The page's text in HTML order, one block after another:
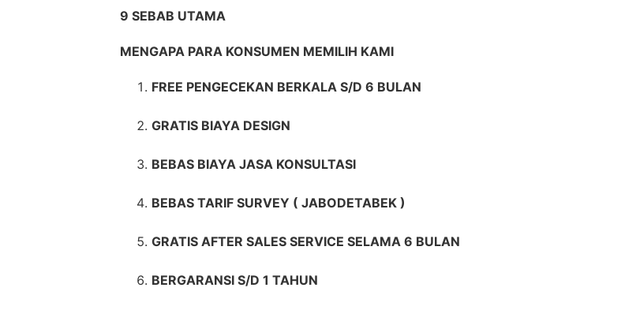
9 SEBAB UTAMA
MENGAPA PARA KONSUMEN MEMILIH KAMI
FREE PENGECEKAN BERKALA S/D 6 BULAN
GRATIS BIAYA DESIGN
BEBAS BIAYA JASA KONSULTASI
BEBAS TARIF SURVEY ( JABODETABEK )
GRATIS AFTER SALES SERVICE SELAMA 6 BULAN
BERGARANSI S/D 1 TAHUN